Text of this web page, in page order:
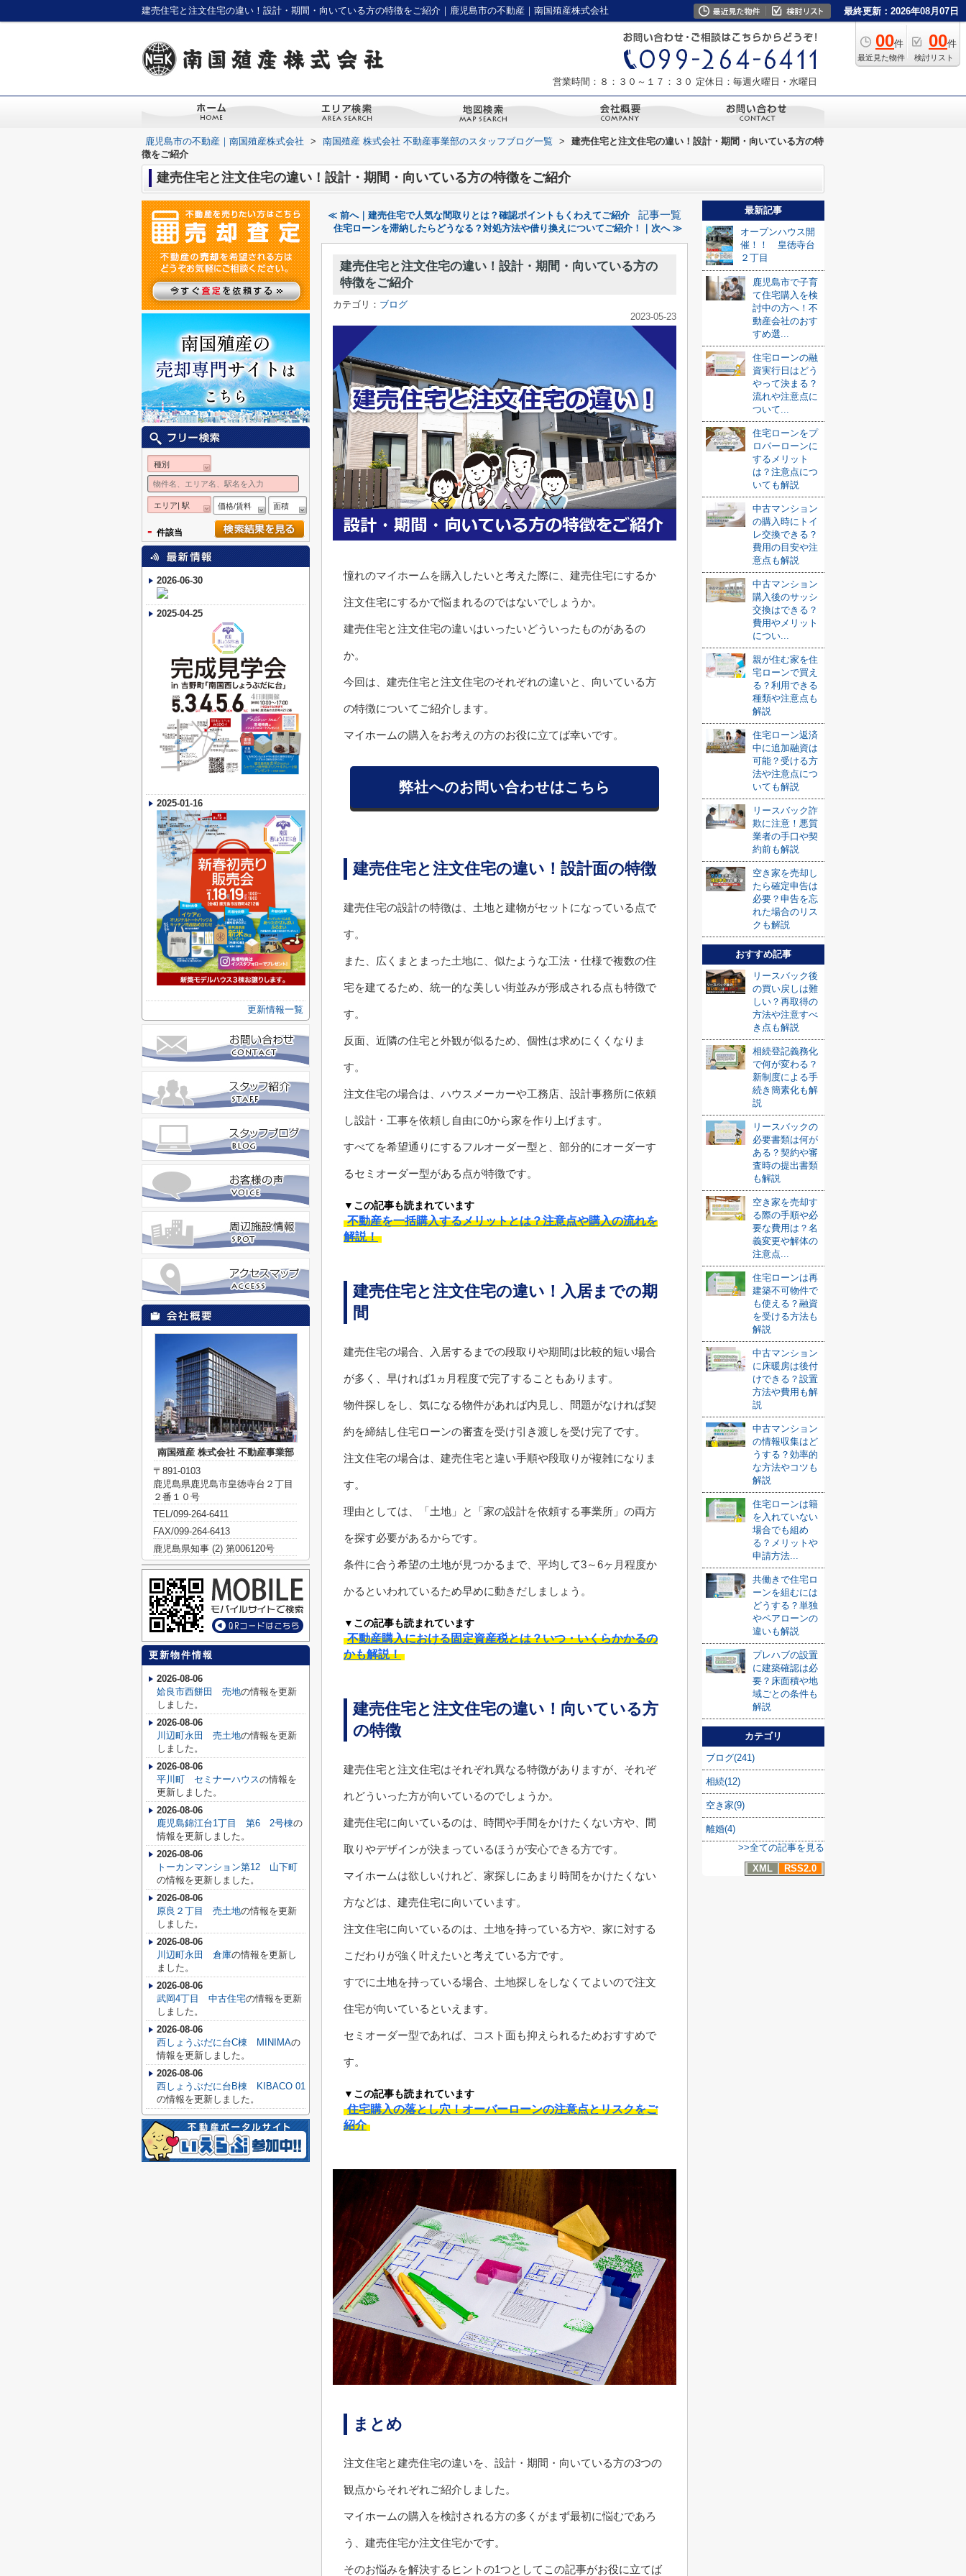
建売住宅と注文住宅の違い！設計・期間・向いている方の特徴をご紹介｜鹿児島市の不動産｜南国殖産株式会社 最終更新：2026年08月07日
00件
最近見た物件
00件
検討リスト
営業時間：８：３０～１７：３０ 定休日：毎週火曜日・水曜日
鹿児島市の不動産｜南国殖産株式会社 > 南国殖産 株式会社 不動産事業部のスタッフブログ一覧 >
建売住宅と注文住宅の違い！設計・期間・向いている方の特
徴をご紹介
建売住宅と注文住宅の違い！設計・期間・向いている方の特徴をご紹介
≪ 前へ｜建売住宅で人気な間取りとは？確認ポイントもくわえてご紹介 記事一覧
住宅ローンを滞納したらどうなる？対処方法や借り換えについてご紹介！｜次へ ≫
建売住宅と注文住宅の違い！設計・期間・向いている方の
特徴をご紹介
カテゴリ： ブログ
2023-05-23
憧れのマイホームを購入したいと考えた際に、建売住宅にするか
注文住宅にするかで悩まれるのではないでしょうか。
建売住宅と注文住宅の違いはいったいどういったものがあるの
か。
今回は、建売住宅と注文住宅のそれぞれの違いと、向いている方
の特徴についてご紹介します。
マイホームの購入をお考えの方のお役に立てば幸いです。
弊社へのお問い合わせはこちら
建売住宅と注文住宅の違い！設計面の特徴
建売住宅の設計の特徴は、土地と建物がセットになっている点で
す。
また、広くまとまった土地に、似たような工法・仕様で複数の住
宅を建てるため、統一的な美しい街並みが形成される点も特徴で
す。
反面、近隣の住宅と外観が似るため、個性は求めにくくなりま
す。
注文住宅の場合は、ハウスメーカーや工務店、設計事務所に依頼
し設計・工事を依頼し自由に0から家を作り上げます。
すべてを希望通りにするフルオーダー型と、部分的にオーダーす
るセミオーダー型がある点が特徴です。
▼この記事も読まれています
不動産を一括購入するメリットとは？注意点や購入の流れを
解説！
建売住宅と注文住宅の違い！入居までの期
間
建売住宅の場合、入居するまでの段取りや期間は比較的短い場合
が多く、早ければ1ヵ月程度で完了することもあります。
物件探しをし、気になる物件があれば内見し、問題がなければ契
約を締結し住宅ローンの審査を受け引き渡しを受け完了です。
注文住宅の場合は、建売住宅と違い手順や段取りが複雑になりま
す。
理由としては、「土地」と「家の設計を依頼する事業所」の両方
を探す必要があるからです。
条件に合う希望の土地が見つかるまで、平均して3～6ヶ月程度か
かるといわれているため早めに動きだしましょう。
▼この記事も読まれています
不動産購入における固定資産税とは？いつ・いくらかかるの
かも解説！
建売住宅と注文住宅の違い！向いている方
の特徴
建売住宅と注文住宅はそれぞれ異なる特徴がありますが、それぞ
れどういった方が向いているのでしょうか。
建売住宅に向いているのは、時間や手間をかけたくない方や、間
取りやデザインが決まっているほうが安心できる方です。
マイホームは欲しいけれど、家探しにあまり時間をかけたくない
方などは、建売住宅に向いています。
注文住宅に向いているのは、土地を持っている方や、家に対する
こだわりが強く叶えたいと考えている方です。
すでに土地を持っている場合、土地探しをしなくてよいので注文
住宅が向いているといえます。
セミオーダー型であれば、コスト面も抑えられるためおすすめで
す。
▼この記事も読まれています
住宅購入の落とし穴！オーバーローンの注意点とリスクをご
紹介
まとめ
注文住宅と建売住宅の違いを、設計・期間・向いている方の3つの
観点からそれぞれご紹介しました。
マイホームの購入を検討される方の多くがまず最初に悩むであろ
う、建売住宅か注文住宅かです。
そのお悩みを解決するヒントの1つとしてこの記事がお役に立てば
最新記事
オープンハウス開
催！！ 皇徳寺台
２丁目
鹿児島市で子育
て住宅購入を検
討中の方へ！不
動産会社のおす
すめ選...
住宅ローンの融
資実行日はどう
やって決まる？
流れや注意点に
ついて...
住宅ローンをプ
ロパーローンに
するメリット
は？注意点につ
いても解説
中古マンション
の購入時にトイ
レ交換できる？
費用の目安や注
意点も解説
中古マンション
購入後のサッシ
交換はできる？
費用やメリット
につい...
親が住む家を住
宅ローンで買え
る？利用できる
種類や注意点も
解説
住宅ローン返済
中に追加融資は
可能？受ける方
法や注意点につ
いても解説
リースバック詐
欺に注意！悪質
業者の手口や契
約前も解説
空き家を売却し
たら確定申告は
必要？申告を忘
れた場合のリス
クも解説
おすすめ記事
リースバック後
の買い戻しは難
しい？再取得の
方法や注意すべ
き点も解説
相続登記義務化
で何が変わる？
新制度による手
続き簡素化も解
説
リースバックの
必要書類は何が
ある？契約や審
査時の提出書類
も解説
空き家を売却す
る際の手順や必
要な費用は？名
義変更や解体の
注意点...
住宅ローンは再
建築不可物件で
も使える？融資
を受ける方法も
解説
中古マンション
に床暖房は後付
けできる？設置
方法や費用も解
説
中古マンション
の情報収集はど
うする？効率的
な方法やコツも
解説
住宅ローンは籍
を入れていない
場合でも組め
る？メリットや
申請方法...
共働きで住宅ロ
ーンを組むには
どうする？単独
やペアローンの
違いも解説
プレハブの設置
に建築確認は必
要？床面積や地
域ごとの条件も
解説
カテゴリ
ブログ(241)
相続(12)
空き家(9)
離婚(4)
>>全ての記事を見る
XML
RSS2.0
種別
エリア| 駅 価格/賃料 面積
- 件該当
2026-06-30
2025-04-25
2025-01-16
更新情報一覧
南国殖産 株式会社 不動産事業部
〒891-0103
鹿児島県鹿児島市皇徳寺台２丁目
２番１０号
TEL/099-264-6411
FAX/099-264-6413
鹿児島県知事 (2) 第006120号
更新物件情報
2026-08-06
姶良市西餅田 売地の情報を更新
しました。
2026-08-06
川辺町永田 売土地の情報を更新
しました。
2026-08-06
平川町 セミナーハウスの情報を
更新しました。
2026-08-06
鹿児島錦江台1丁目 第6 2号棟の
情報を更新しました。
2026-08-06
トーカンマンション第12 山下町
の情報を更新しました。
2026-08-06
原良２丁目 売土地の情報を更新
しました。
2026-08-06
川辺町永田 倉庫の情報を更新し
ました。
2026-08-06
武岡4丁目 中古住宅の情報を更新
しました。
2026-08-06
西しょうぶだに台C棟 MINIMAの
情報を更新しました。
2026-08-06
西しょうぶだに台B棟 KIBACO 01
の情報を更新しました。